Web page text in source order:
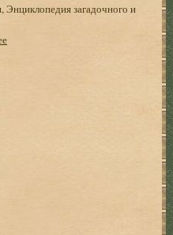
Энциклопедия загадочного и